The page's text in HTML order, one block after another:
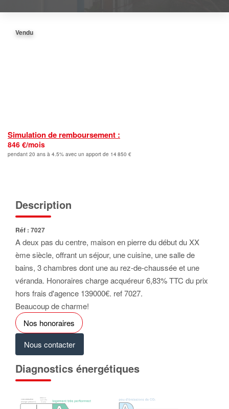
Vendu
Simulation de remboursement :
846 €/mois
pendant 20 ans à 4.5% avec un apport de 14 850 €
Description
Réf : 7027
A deux pas du centre, maison en pierre du début du XX
ème siècle, offrant un séjour, une cuisine, une salle de
bains, 3 chambres dont une au rez-de-chaussée et une
véranda. Honoraires charge acquéreur 6,83% TTC du prix
hors frais d'agence 139000€. ref 7027.
Beaucoup de charme!
Nos honoraires
Nous contacter
Diagnostics énergétiques